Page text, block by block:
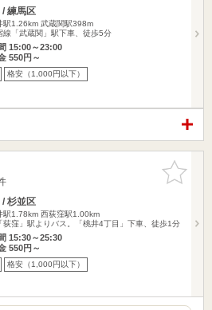
/ 練馬区
駅1.26km 武蔵関駅398m
線「武蔵関」駅下車、徒歩5分
15:00～23:00
550円～
格安（1,000円以下）
お気に入
りに追加
/ 杉並区
駅1.78km 西荻窪駅1.00km
荻窪」駅よりバス。「桃井4丁目」下車、徒歩1分
15:30～25:30
550円～
格安（1,000円以下）